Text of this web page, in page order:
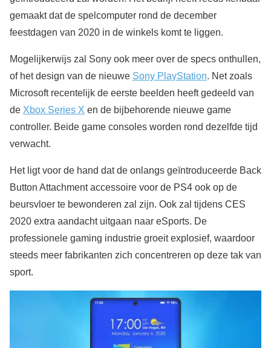
gemaakt dat de spelcomputer rond de december
feestdagen van 2020 in de winkels komt te liggen.
Mogelijkerwijs zal Sony ook meer over de specs onthullen,
of het design van de nieuwe Sony PlayStation. Net zoals
Microsoft recentelijk de eerste beelden heeft gedeeld van
de Xbox Series X en de bijbehorende nieuwe game
controller. Beide game consoles worden rond dezelfde tijd
verwacht.
Het ligt voor de hand dat de onlangs geïntroduceerde Back
Button Attachment accessoire voor de PS4 ook op de
beursvloer te bewonderen zal zijn. Ook zal tijdens CES
2020 extra aandacht uitgaan naar eSports. De
professionele gaming industrie groeit explosief, waardoor
steeds meer fabrikanten zich concentreren op deze tak van
sport.